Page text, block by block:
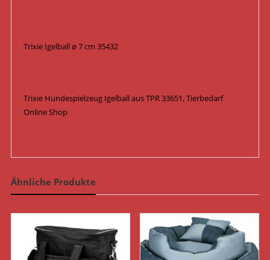
Trixie Igelball ø 7 cm 35432
Trixie Hundespielzeug Igelball aus TPR 33651, Tierbedarf
Online Shop
Ähnliche Produkte